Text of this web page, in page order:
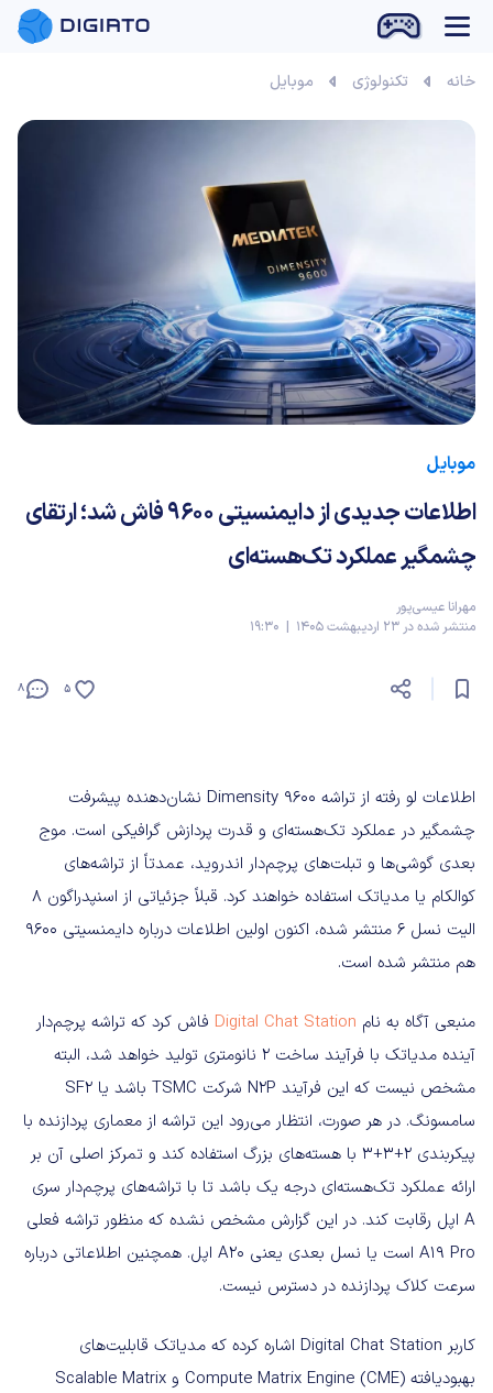
بازی آنلاین
خانه تکنولوژی موبایل
موبایل
اطلاعات جدیدی از دایمنسیتی 9600 فاش شد؛ ارتقای
چشمگیر عملکرد تک‌هسته‌ای
مهرانا عیسی‌پور
منتشر شده در 23 اردیبهشت 1405 | 19:30
8 5
اطلاعات لو رفته از تراشه Dimensity 9600 نشان‌دهنده پیشرفت
چشمگیر در عملکرد تک‌هسته‌ای و قدرت پردازش گرافیکی است. موج
بعدی گوشی‌ها و تبلت‌های پرچم‌دار اندروید، عمدتاً از تراشه‌های
کوالکام یا مدیاتک استفاده خواهند کرد. قبلاً جزئیاتی از اسنپدراگون ۸
الیت نسل ۶ منتشر شده، اکنون اولین اطلاعات درباره دایمنسیتی 9600
هم منتشر شده است.
منبعی آگاه به نام Digital Chat Station فاش کرد که تراشه پرچم‌دار
آینده مدیاتک با فرآیند ساخت ۲ نانومتری تولید خواهد شد، البته
مشخص نیست که این فرآیند N2P شرکت TSMC باشد یا SF2
سامسونگ. در هر صورت، انتظار می‌رود این تراشه از معماری پردازنده با
پیکربندی ۲+۳+۳ با هسته‌های بزرگ استفاده کند و تمرکز اصلی آن بر
ارائه عملکرد تک‌هسته‌ای درجه یک باشد تا با تراشه‌های پرچم‌دار سری
A اپل رقابت کند. در این گزارش مشخص نشده که منظور تراشه فعلی
A19 Pro است یا نسل بعدی یعنی A20 اپل. همچنین اطلاعاتی درباره
سرعت کلاک پردازنده در دسترس نیست.
کاربر Digital Chat Station اشاره کرده که مدیاتک قابلیت‌های
بهبودیافته Compute Matrix Engine (CME) و Scalable Matrix